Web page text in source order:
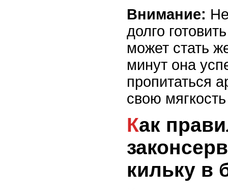
Внимание:
долго
может стать
минут она
пропитаться
свою
Как правильно
кильку в